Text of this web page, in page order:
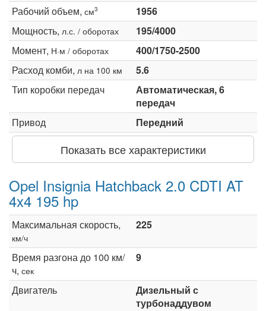
Рабочий объем, см3
1956
Мощность, л.с. / оборотах
195/4000
Момент, Н·м / оборотах
400/1750-2500
Расход комби, л на 100 км
5.6
Тип коробки передач
Автоматическая, 6
передач
Привод
Передний
Показать все характеристики
Opel Insignia Hatchback 2.0 CDTI AT
4x4 195 hp
Максимальная скорость,
км/ч
225
Время разгона до 100 км/
ч, сек
9
Двигатель
Дизельный с
турбонаддувом